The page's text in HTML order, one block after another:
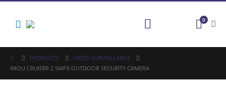
0
PRODUCTS
VIDEO SURVEILLANCE
IMOU CRUISER 2 5MPX OUTDOOR SECURITY CAMERA